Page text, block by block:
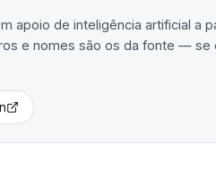
apoio de inteligência artificial a
e nomes são os da fonte — se